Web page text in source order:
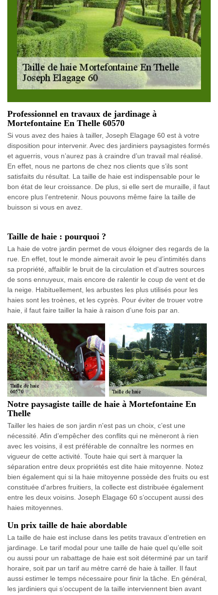
Professionnel en travaux de jardinage à
Mortefontaine En Thelle 60570
Si vous avez des haies à tailler, Joseph Elagage 60 est à votre
disposition pour intervenir. Avec des jardiniers paysagistes formés
et aguerris, vous n’aurez pas à craindre d’un travail mal réalisé.
En effet, nous ne partons de chez nos clients que s’ils sont
satisfaits du résultat. La taille de haie est indispensable pour le
bon état de leur croissance. De plus, si elle sert de muraille, il faut
encore plus l’entretenir. Nous pouvons même faire la taille de
buisson si vous en avez.
Taille de haie : pourquoi ?
La haie de votre jardin permet de vous éloigner des regards de la
rue. En effet, tout le monde aimerait avoir le peu d’intimités dans
sa propriété, affaiblir le bruit de la circulation et d’autres sources
de sons ennuyeux, mais encore de ralentir le coup de vent et de
la neige. Habituellement, les arbustes les plus utilisés pour les
haies sont les troènes, et les cyprès. Pour éviter de trouer votre
haie, il faut faire tailler la haie à raison d’une fois par an.
Notre paysagiste taille de haie à Mortefontaine En
Thelle
Tailler les haies de son jardin n'est pas un choix, c’est une
nécessité. Afin d’empêcher des conflits qui ne mèneront à rien
avec les voisins, il est préférable de connaître les normes en
vigueur de cette activité. Toute haie qui sert à marquer la
séparation entre deux propriétés est dite haie mitoyenne. Notez
bien également qui si la haie mitoyenne possède des fruits ou est
constituée d'arbres fruitiers, la collecte est distribuée également
entre les deux voisins. Joseph Elagage 60 s’occupent aussi des
haies mitoyennes.
Un prix taille de haie abordable
La taille de haie est incluse dans les petits travaux d’entretien en
jardinage. Le tarif modal pour une taille de haie quel qu’elle soit
ou aussi pour un rabattage de haie est soit déterminé par un tarif
horaire, soit par un tarif au mètre carré de haie à tailler. Il faut
aussi estimer le temps nécessaire pour finir la tâche. En général,
les jardiniers qui s’occupent de la taille interviennent bien avant